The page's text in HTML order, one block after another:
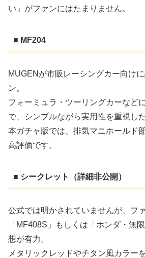
い」がファンにはたまりません。
■ MF204
MUGENが市販レーシングカー向け
ン。
フォーミュラ・ツーリングカーなど
で、シンプルながら実用性を重視した
本ガチャ版では、排気マニホールド
高評価です。
■ シークレット（詳細非公開）
公式では明かされていませんが、フ
「MF408S」もしくは「ホンダ・無
想が有力。
メタリックレッドやチタン風カラー